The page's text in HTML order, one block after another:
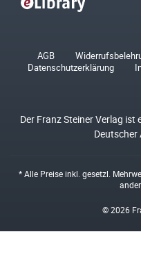
AGB
Datenschutzerklärung
Der Franz Steiner Verlag
Deutscher
* Alle Preise inkl. gesetzl.
© 2026